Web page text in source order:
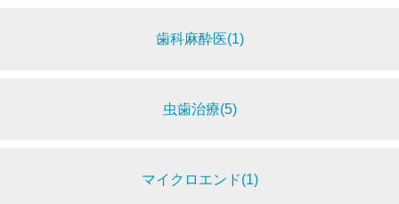
歯科麻酔医(1)
虫歯治療(5)
マイクロエンド(1)